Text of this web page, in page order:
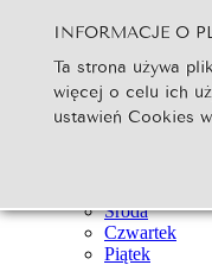
Szukaj...
Strona Główna
Newsy
Środa
Czwartek
Piątek
INFORMACJE O
Ta strona używa
więcej o celu ich
ustawień Cookies